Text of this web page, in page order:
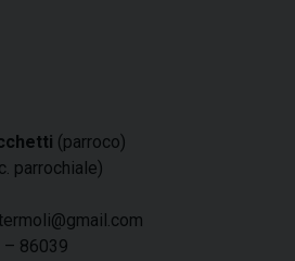
(parroco)
parrochiale)
– 86039